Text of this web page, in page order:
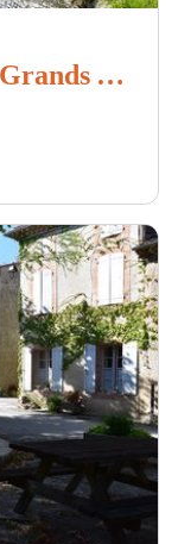
Circuit de randonnée des Grands Avaris